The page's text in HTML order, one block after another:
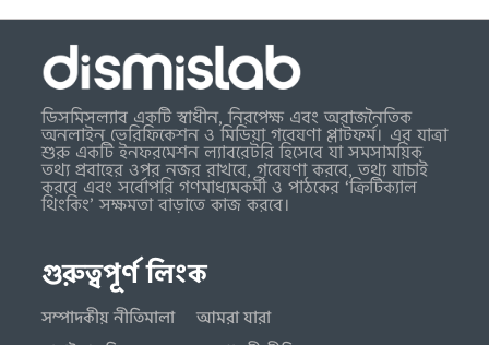
ডিসমিসল্যাব একটি স্বাধীন, নিরপেক্ষ এবং অরাজনৈতিক
অনলাইন ভেরিফিকেশন ও মিডিয়া গবেষণা প্লাটফর্ম। এর যাত্রা
শুরু একটি ইনফরমেশন ল্যাবরেটরি হিসেবে যা সমসাময়িক
তথ্য প্রবাহের ওপর নজর রাখবে, গবেষণা করবে, তথ্য যাচাই
করবে এবং সর্বোপরি গণমাধ্যমকর্মী ও পাঠকের ‘ক্রিটিক্যাল
থিংকিং’ সক্ষমতা বাড়াতে কাজ করবে।
গুরুত্বপূর্ণ লিংক
সম্পাদকীয় নীতিমালা
আমরা যারা